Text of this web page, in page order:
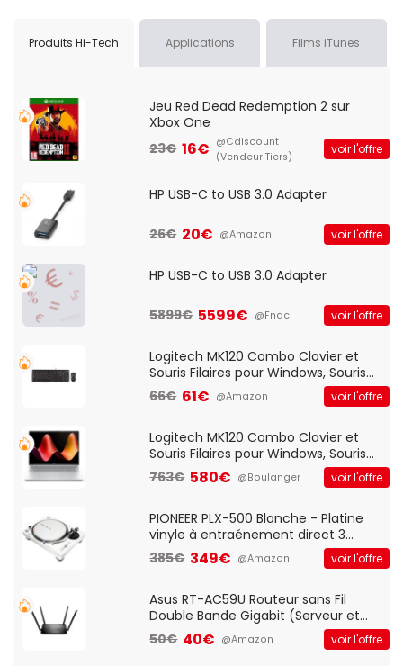
Produits Hi-Tech Applications Films iTunes
Jeu Red Dead Redemption 2 sur
Xbox One
23€ 16€ @Cdiscount
(Vendeur Tiers)
voir l'offre
HP USB-C to USB 3.0 Adapter
26€ 20€ @Amazon voir l'offre
HP USB-C to USB 3.0 Adapter
5899€ 5599€ @Fnac voir l'offre
Logitech MK120 Combo Clavier et
Souris Filaires pour Windows, Souris
Optique Filaire, Connexion USB Plug
And Play, Confortable, Taille
QWERTY UK - Noir
66€ 61€ @Amazon voir l'offre
Logitech MK120 Combo Clavier et
Souris Filaires pour Windows, Souris
Optique Filaire, Connexion USB Plug
And Play, Confortable, Taille
QWERTY UK - Noir
763€ 580€ @Boulanger voir l'offre
PIONEER PLX-500 Blanche - Platine
vinyle à entraénement direct 3
vitesses (33-45-78 trs/min) avec
pre-ampli intégré et port USB
385€ 349€ @Amazon voir l'offre
Asus RT-AC59U Routeur sans Fil
Double Bande Gigabit (Serveur et
Client VPN, Triple Vlan, Mode Point
d'accès et Bridge, contrôle Parental,
50€ 40€ @Amazon voir l'offre